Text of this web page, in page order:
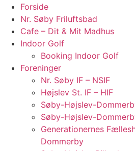
Forside
Nr. Søby Friluftsbad
Cafe – Dit & Mit Madhus
Indoor Golf
Booking Indoor Golf
Foreninger
Nr. Søby IF – NSIF
Højslev St. IF – HIF
Søby-Højslev-
Søby-Højslev-
Generationernes
Dommerby